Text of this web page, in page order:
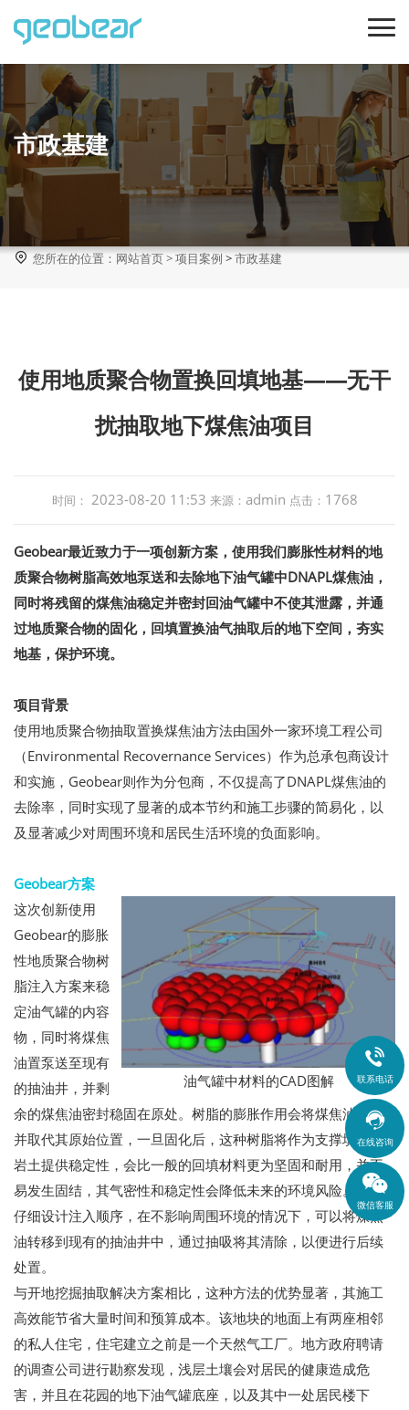
市政基建
 您所在的位置： 网站首页>项目案例 >市政基建
使用地质聚合物置换回填地基——无干
扰抽取地下煤焦油项目
时间： 2023-08-20 11:53 来源： admin 点击： 1768
Geobear最近致力于一项创新方案，使用我们膨胀性材料的地
质聚合物树脂高效地泵送和去除地下油气罐中DNAPL煤焦油，
同时将残留的煤焦油稳定并密封回油气罐中不使其泄露，并通
过地质聚合物的固化，回填置换油气抽取后的地下空间，夯实
地基，保护环境。
项目背景
使用地质聚合物抽取置换煤焦油方法由国外一家环境工程公司
（Environmental Recovernance Services）作为总承包商设计
和实施，Geobear则作为分包商，不仅提高了DNAPL煤焦油的
去除率，同时实现了显著的成本节约和施工步骤的简易化，以
及显著减少对周围环境和居民生活环境的负面影响。
Geobear方案
油气罐中材料的CAD图解
这次创新使用
Geobear的膨胀
性地质聚合物树
脂注入方案来稳
定油气罐的内容
物，同时将煤焦
油置泵送至现有
的抽油井，并剩
余的煤焦油密封稳固在原处。树脂的膨胀作用会将煤焦油包裹
并取代其原始位置，一旦固化后，这种树脂将作为支撑填料为
岩土提供稳定性，会比一般的回填材料更为坚固和耐用，并不
易发生固结，其气密性和稳定性会降低未来的环境风险。通过
仔细设计注入顺序，在不影响周围环境的情况下，可以将煤焦
油转移到现有的抽油井中，通过抽吸将其清除，以便进行后续
处置。
与开地挖掘抽取解决方案相比，这种方法的优势显著，其施工
高效能节省大量时间和预算成本。该地块的地面上有两座相邻
的私人住宅，住宅建立之前是一个天然气工厂。地方政府聘请
的调查公司进行勘察发现，浅层土壤会对居民的健康造成危
害，并且在花园的地下油气罐底座，以及其中一处居民楼下

联系电话

在线咨询
微信客服